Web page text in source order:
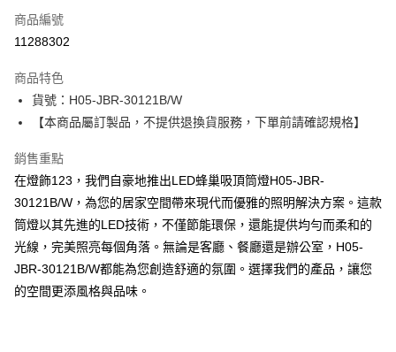
LINE Pay
街口支付
悠遊付
Google Pay
AFTEE先享後付
相關說明
【關於「AFTEE先享後付」】
AFTEE先享後付是「在收到商品之後才付款」的支付方式。 讓您購物簡單
便利好安心！
商品編號
11288302
商品特色
貨號：H05-JBR-30121B/W
【本商品屬訂製品，不提供退換貨服務，下單前請確認規格】
銷售重點
在燈飾123，我們自豪地推出LED蜂巢吸頂筒燈H05-JBR-
30121B/W，為您的居家空間帶來現代而優雅的照明解決方案。這款
筒燈以其先進的LED技術，不僅節能環保，還能提供均勻而柔和的
光線，完美照亮每個角落。無論是客廳、餐廳還是辦公室，H05-
JBR-30121B/W都能為您創造舒適的氛圍。選擇我們的產品，讓您
的空間更添風格與品味。